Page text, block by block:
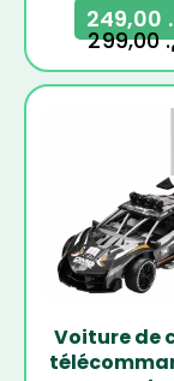
299,00
Voiture de